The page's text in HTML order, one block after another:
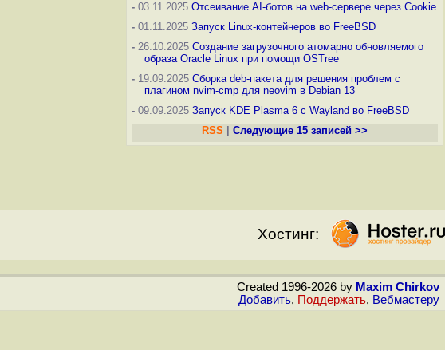
- 03.11.2025 Отсеивание AI-ботов на web-сервере через Cookie
- 01.11.2025 Запуск Linux-контейнеров во FreeBSD
- 26.10.2025 Создание загрузочного атомарно обновляемого
образа Oracle Linux при помощи OSTree
- 19.09.2025 Сборка deb-пакета для решения проблем с
плагином nvim-cmp для neovim в Debian 13
- 09.09.2025 Запуск KDE Plasma 6 с Wayland во FreeBSD
RSS
Следующие 15 записей >>
Хостинг:
Created 1996-2026 by Maxim Chirkov
Добавить, Поддержать, Вебмастеру